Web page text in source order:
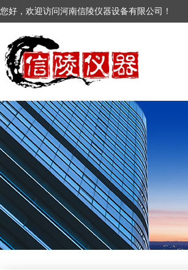
您好，欢迎访问河南信陵仪器设备有限公司！